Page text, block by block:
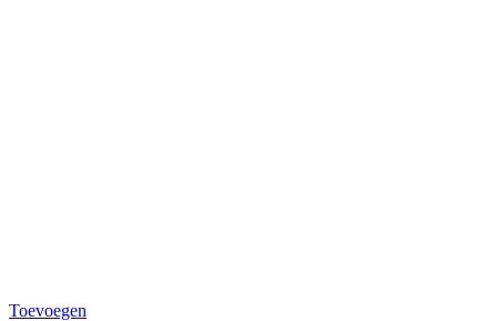
Toevoegen